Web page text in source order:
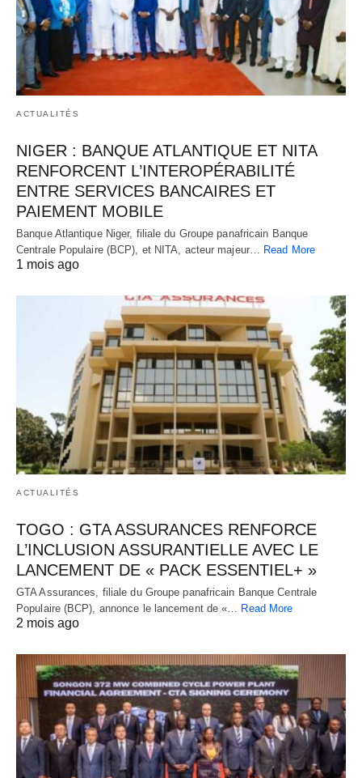
ACTUALITÉS
NIGER : BANQUE ATLANTIQUE ET NITA
RENFORCENT L’INTEROPÉRABILITÉ
ENTRE SERVICES BANCAIRES ET
PAIEMENT MOBILE
Banque Atlantique Niger, filiale du Groupe panafricain Banque
Centrale Populaire (BCP), et NITA, acteur majeur…
Read More
1 mois ago
ACTUALITÉS
TOGO : GTA ASSURANCES RENFORCE
L’INCLUSION ASSURANTIELLE AVEC LE
LANCEMENT DE « PACK ESSENTIEL+ »
GTA Assurances, filiale du Groupe panafricain Banque Centrale
Populaire (BCP), annonce le lancement de «… Read More
2 mois ago